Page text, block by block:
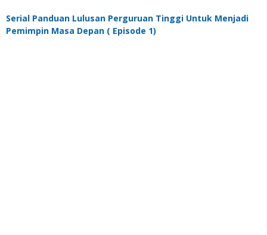
Serial Panduan Lulusan Perguruan Tinggi Untuk Menjadi
Pemimpin Masa Depan ( Episode 1)